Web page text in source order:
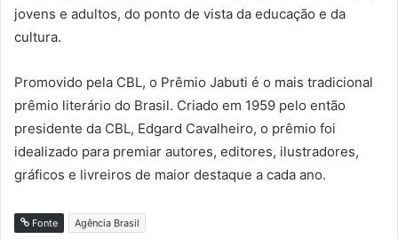
jovens e adultos, do ponto de vista da educação e da
cultura.
Promovido pela CBL, o Prêmio Jabuti é o mais tradicional
prêmio literário do Brasil. Criado em 1959 pelo então
presidente da CBL, Edgard Cavalheiro, o prêmio foi
idealizado para premiar autores, editores, ilustradores,
gráficos e livreiros de maior destaque a cada ano.
Fonte Agência Brasil